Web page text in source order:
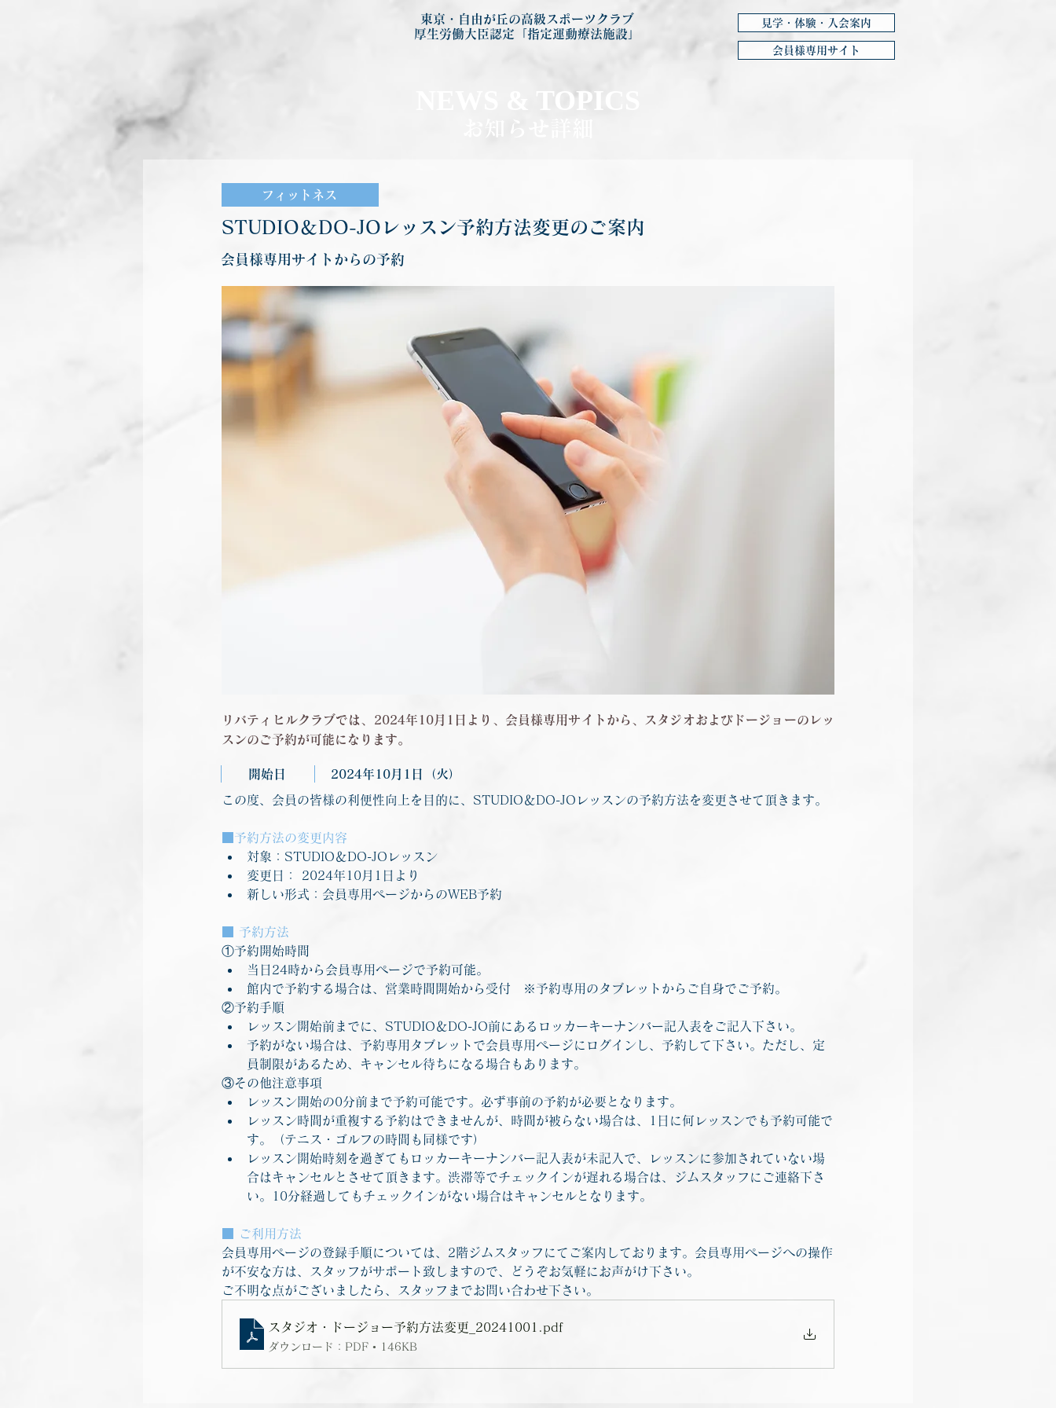
東京・自由が丘の高級スポーツクラブ
厚生労働大臣認定「指定運動療法施設」
見学・体験・入会案内
会員様専用サイト
NEWS & TOPICS
フィットネス
STUDIO＆DO-JOレッスン予約方法変更のご案内
会員様専用サイトからの予約
リバティヒルクラブでは、2024年10月1日より、会員様専用サイトから、スタジオおよびドージョーのレッ
スンのご予約が可能になります。
開始日 2024年10月1日（火）
この度、会員の皆様の利便性向上を目的に、STUDIO＆DO-JOレッスンの予約方法を変更させて頂きます。
■予約方法の変更内容
対象：STUDIO＆DO-JOレッスン
変更日： 2024年10月1日より
新しい形式：会員専用ページからのWEB予約
■ 予約方法
①予約開始時間
当日24時から会員専用ページで予約可能。
館内で予約する場合は、営業時間開始から受付　※予約専用のタブレットからご自身でご予約。
②予約手順
レッスン開始前までに、STUDIO＆DO-JO前にあるロッカーキーナンバー記入表をご記入下さい。
予約がない場合は、予約専用タブレットで会員専用ページにログインし、予約して下さい。ただし、定
員制限があるため、キャンセル待ちになる場合もあります。
③その他注意事項
レッスン開始の0分前まで予約可能です。必ず事前の予約が必要となります。
レッスン時間が重複する予約はできませんが、時間が被らない場合は、1日に何レッスンでも予約可能で
す。（テニス・ゴルフの時間も同様です）
レッスン開始時刻を過ぎてもロッカーキーナンバー記入表が未記入で、レッスンに参加されていない場
合はキャンセルとさせて頂きます。渋滞等でチェックインが遅れる場合は、ジムスタッフにご連絡下さ
い。10分経過してもチェックインがない場合はキャンセルとなります。
■ ご利用方法
会員専用ページの登録手順については、2階ジムスタッフにてご案内しております。会員専用ページへの操作
が不安な方は、スタッフがサポート致しますので、どうぞお気軽にお声がけ下さい。
ご不明な点がございましたら、スタッフまでお問い合わせ下さい。
スタジオ・ドージョー予約方法変更_20241001 .pdf
ダウンロード：PDF • 146KB